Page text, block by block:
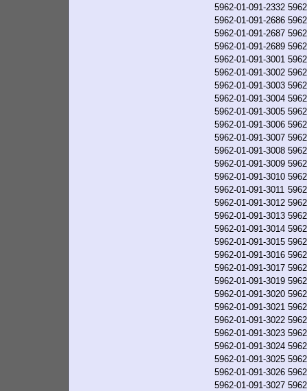
5962-01-091-2332
5962-01-091-2686
5962-01-091-2687
5962-01-091-2689
5962-01-091-3001
5962-01-091-3002
5962-01-091-3003
5962-01-091-3004
5962-01-091-3005
5962-01-091-3006
5962-01-091-3007
5962-01-091-3008
5962-01-091-3009
5962-01-091-3010
5962-01-091-3011
5962-01-091-3012
5962-01-091-3013
5962-01-091-3014
5962-01-091-3015
5962-01-091-3016
5962-01-091-3017
5962-01-091-3019
5962-01-091-3020
5962-01-091-3021
5962-01-091-3022
5962-01-091-3023
5962-01-091-3024
5962-01-091-3025
5962-01-091-3026
5962-01-091-3027